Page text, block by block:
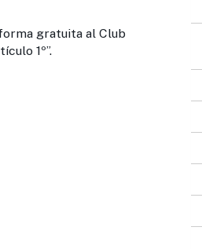
gratuita al Club
1º”.